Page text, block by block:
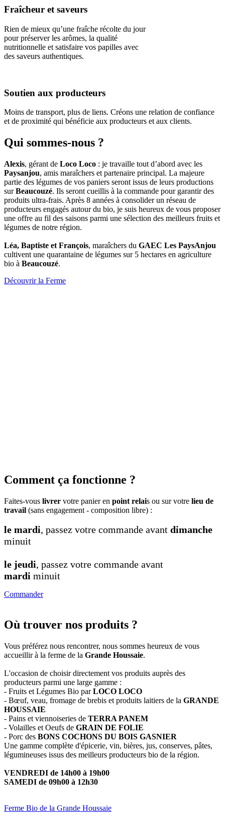
Fraîcheur et saveurs
Rien de mieux qu’une fraîche récolte du jour
pour préserver les arômes, la qualité
nutritionnelle et satisfaire vos papilles avec
des saveurs authentiques.
Soutien aux producteurs
Moins de transport, plus de liens. Créons une relation de confiance
et de proximité qui bénéficie aux producteurs et aux clients.
Qui sommes-nous ?
Alexis, gérant de Loco Loco : je travaille tout d’abord avec les
Paysanjou, amis maraîchers et partenaire principal. La majeure
partie des légumes de vos paniers seront issus de leurs productions
surBeaucouzé. Ils seront cueillis à la commande pour garantir des
produits ultra-frais. Après 8 années à consolider un réseau de
producteurs engagés autour du bio, je suis heureux de vous proposer
une offre au fil des saisons parmi une sélection des meilleurs fruits et
légumes de notre région.
Léa, Baptiste et François, maraîchers du GAEC Les PaysAnjou
cultivent une quarantaine de légumes sur 5 hectares en agriculture
bio à Beaucouzé.
Découvrir la Ferme
Comment ça fonctionne ?
Faites-vous livrer votre panier en point relais ou sur votre lieu de
travail (sans engagement - composition libre) :
le mardi, passez votre commande avant dimanche
minuit
le jeudi, passez votre commande avant
mardi minuit
Commander
Où trouver nos produits ?
Vous préférez nous rencontrer, nous sommes heureux de vous
accueillir à la ferme de la Grande Houssaie.
L'occasion de choisir directement vos produits auprès des
producteurs parmi une large gamme :
- Fruits et Légumes Bio parLOCO LOCO
- Bœuf, veau, fromage de brebis et produits laitiers de la GRANDE
HOUSSAIE
- Pains et viennoiseries de TERRA PANEM
- Volailles et Oeufs de GRAIN DE FOLIE
- Porc des BONS COCHONS DU BOIS GASNIER
Une gamme complète d'épicerie, vin, bières, jus, conserves, pâtes,
légumineuses issus des meilleurs producteurs bio de la région.
VENDREDI de 14h00 à 19h00
SAMEDI de 09h00 à 12h30
Ferme Bio de la Grande Houssaie